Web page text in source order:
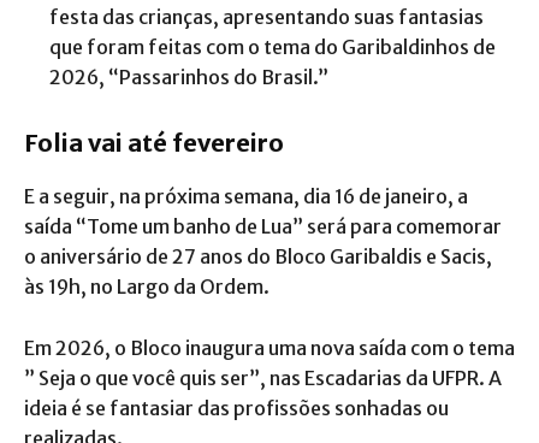
festa das crianças, apresentando suas fantasias
que foram feitas com o tema do Garibaldinhos de
2026, “Passarinhos do Brasil.”
Folia vai até fevereiro
E a seguir, na próxima semana, dia 16 de janeiro, a
saída “Tome um banho de Lua” será para comemorar
o aniversário de 27 anos do Bloco Garibaldis e Sacis,
às 19h, no Largo da Ordem.
Em 2026, o Bloco inaugura uma nova saída com o tema
” Seja o que você quis ser”, nas Escadarias da UFPR. A
ideia é se fantasiar das profissões sonhadas ou
realizadas.